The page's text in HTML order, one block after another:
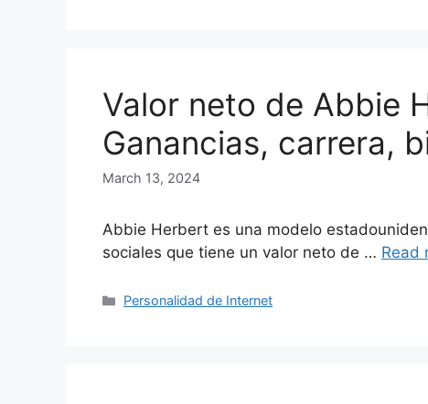
Valor neto de Abbie
Ganancias, carrera,
March 13, 2024
Abbie Herbert es una modelo
sociales que tiene un valor neto de … Read
Categories
Personalidad de Internet